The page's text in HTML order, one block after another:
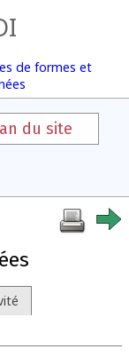
de formes et
du site